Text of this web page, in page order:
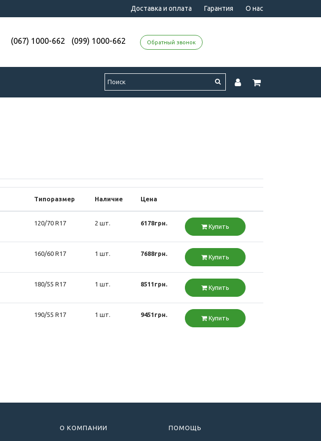
Доставка и оплата Гарантия О нас
(067) 1000-662 (099) 1000-662 Обратный звонок
Типоразмер Наличие Цена
120/70 R17 2 шт. 6178грн. Купить
160/60 R17 1 шт. 7688грн. Купить
180/55 R17 1 шт. 8511грн. Купить
190/55 R17 1 шт. 9451грн. Купить
О КОМПАНИИ ПОМОЩЬ